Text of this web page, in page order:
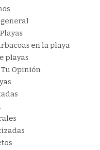
en la playa
playas
Opinión